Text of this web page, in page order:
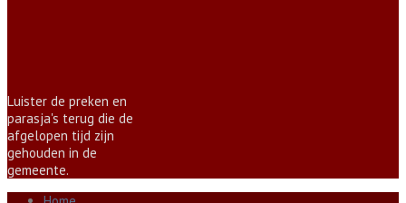
Luister de preken en
parasja's terug die de
afgelopen tijd zijn
gehouden in de
gemeente.